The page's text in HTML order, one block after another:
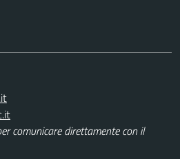
comunicare direttamente con il